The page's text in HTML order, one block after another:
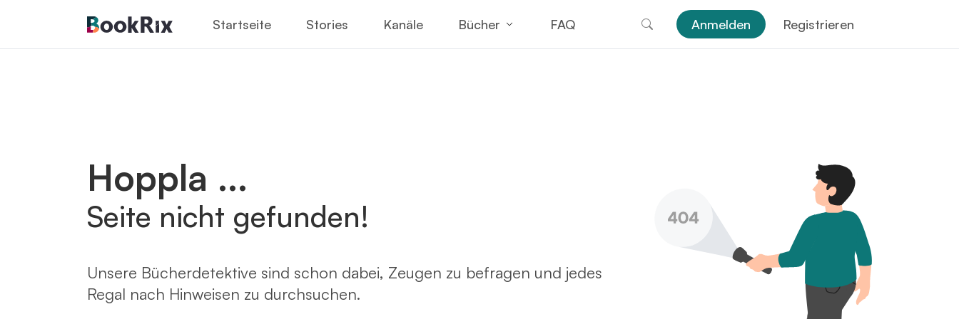
Startseite Stories Kanäle Bücher FAQ Anmelden Registrieren
Hoppla ...
Seite nicht gefunden!
Unsere Bücherdetektive sind schon dabei, Zeugen zu befragen und jedes
Regal nach Hinweisen zu durchsuchen.